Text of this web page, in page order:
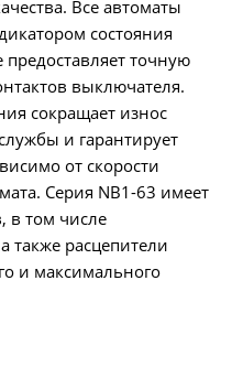
Все автоматы
состояния
точную
выключателя.
сокращает износ
и гарантирует
от скорости
Серия NB1-63 имеет
в том числе
также расцепители
и максимального